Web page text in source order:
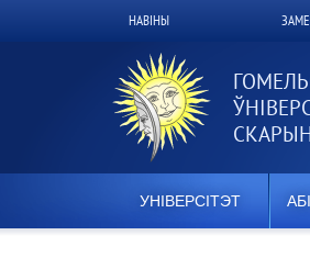
Верхнее
меню
НАВІНЫ
УНІВЕРСІТЭТ